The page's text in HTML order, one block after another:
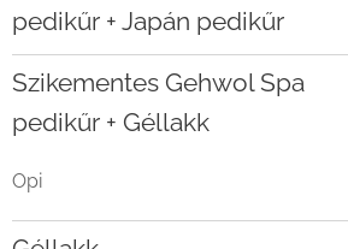
pedikűr + Japán pedikűr
Szikementes Gehwol Spa
pedikűr + Géllakk
Opi